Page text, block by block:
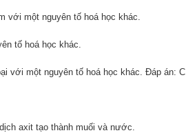
với một nguyên tố hoá học khác.
tố hoá học khác.
với một nguyên tố hoá học khác. Đáp án: C
axit tạo thành muối và nước.